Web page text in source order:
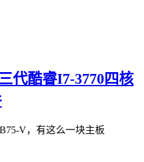
代酷睿I7-3770四核
V，有这么一块主板